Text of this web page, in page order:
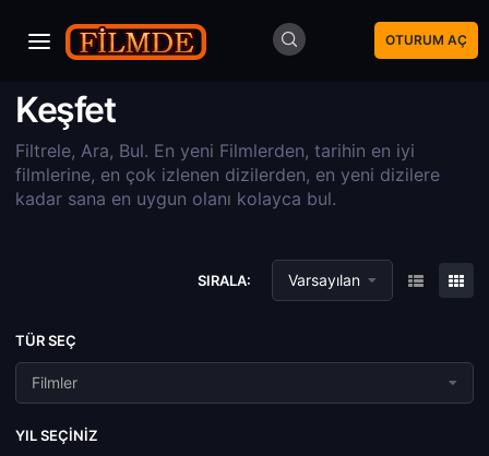
OTURUM AÇ
Keşfet
Filtrele, Ara, Bul. En yeni Filmlerden, tarihin en iyi
filmlerine, en çok izlenen dizilerden, en yeni dizilere
kadar sana en uygun olanı kolayca bul.
SIRALA: Varsayılan
TÜR SEÇ
Filmler
YIL SEÇINIZ